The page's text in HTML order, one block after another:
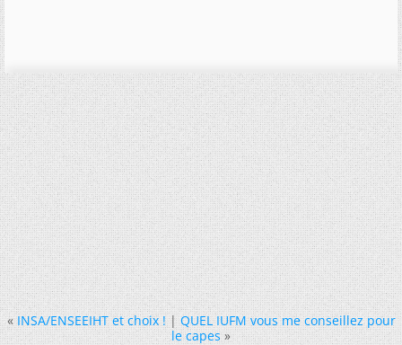
« INSA/ENSEEIHT et choix !|QUEL IUFM vous me conseillez pour
le capes »